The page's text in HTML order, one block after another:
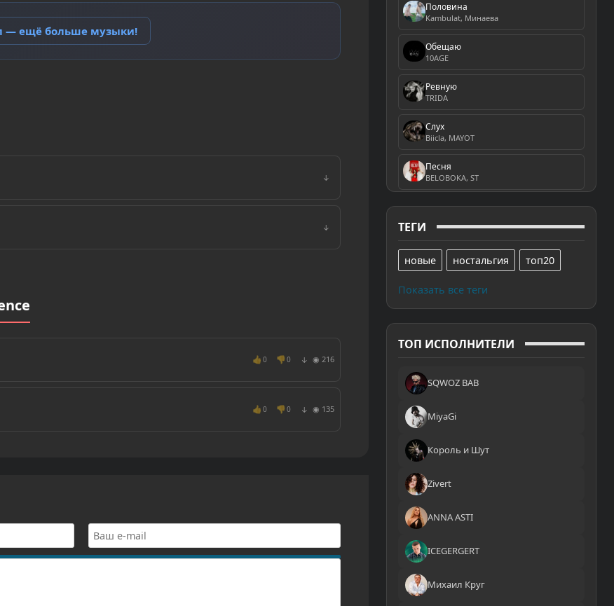
Половина
Kambulat, Минаева
Обещаю
10AGE
Ревную
TRIDA
Слух
Biicla, MAYOT
Песня
BELOBOKA, ST
ТЕГИ
новые ностальгия топ20
Показать все теги
ТОП ИСПОЛНИТЕЛИ
SQWOZ BAB
MiyaGi
Король и Шут
Zivert
ANNA ASTI
ICEGERGERT
Михаил Круг
— ещё больше музыки!
↓
↓
👍 0 👎 0 ↓ ◉ 216
👍 0 👎 0 ↓ ◉ 135